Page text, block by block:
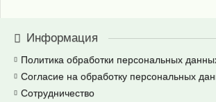
Информация
Политика обработки персональных
Согласие на обработку персональных
Сотрудничество